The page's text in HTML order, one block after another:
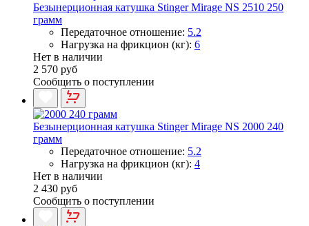
Безынерционная катушка Stinger Mirage NS 2510 250
грамм
Передаточное отношение: 5.2
Нагрузка на фрикцион (кг): 6
Нет в наличии
2 570 руб
Сообщить о поступлении
Безынерционная катушка Stinger Mirage NS 2000 240
грамм
Передаточное отношение: 5.2
Нагрузка на фрикцион (кг): 4
Нет в наличии
2 430 руб
Сообщить о поступлении